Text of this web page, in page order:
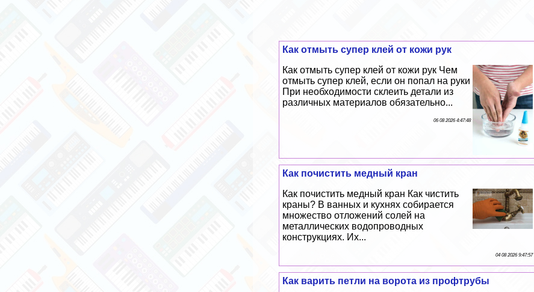
Как отмыть супер клей от кожи рук
Как отмыть супер клей от кожи рук Чем
отмыть супер клей, если он попал на руки
При необходимости склеить детали из
различных материалов обязательно...
06 08 2026 4:47:48
Как почистить медный кран
Как почистить медный кран Как чистить
краны? В ванных и кухнях собирается
множество отложений солей на
металлических водопроводных
конструкциях. Их...
04 08 2026 9:47:57
Как варить петли на ворота из профтрубы